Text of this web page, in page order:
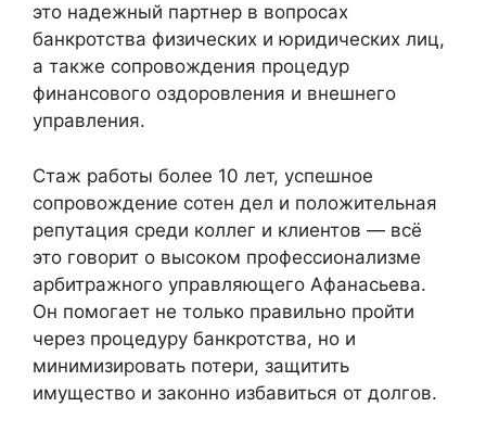
это надежный партнер в вопросах
банкротства физических и юридических лиц,
а также сопровождения процедур
финансового оздоровления и внешнего
управления.
Стаж работы более 10 лет, успешное
сопровождение сотен дел и положительная
репутация среди коллег и клиентов — всё
это говорит о высоком профессионализме
арбитражного управляющего Афанасьева.
Он помогает не только правильно пройти
через процедуру банкротства, но и
минимизировать потери, защитить
имущество и законно избавиться от долгов.